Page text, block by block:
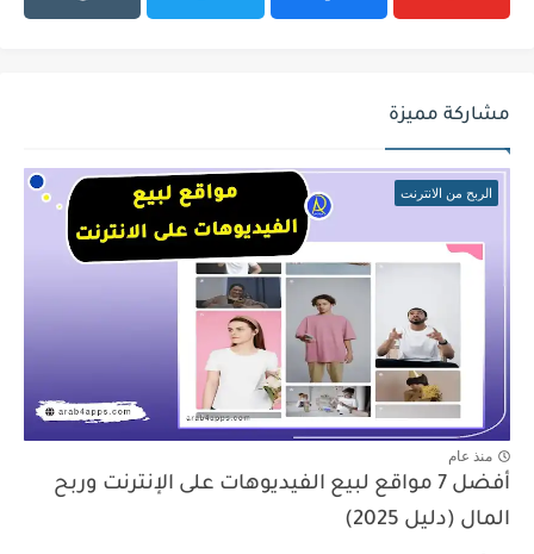
مشاركة مميزة
الربح من الانترنت
منذ عام
أفضل 7 مواقع لبيع الفيديوهات على الإنترنت وربح
المال (دليل 2025)